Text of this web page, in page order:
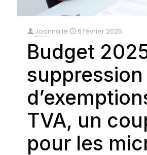
Joanna le 6 février 2025
Budget
suppression
TVA, un
pour les